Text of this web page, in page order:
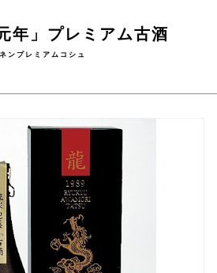
年」プレミアム古酒
ンプレミアムコシュ